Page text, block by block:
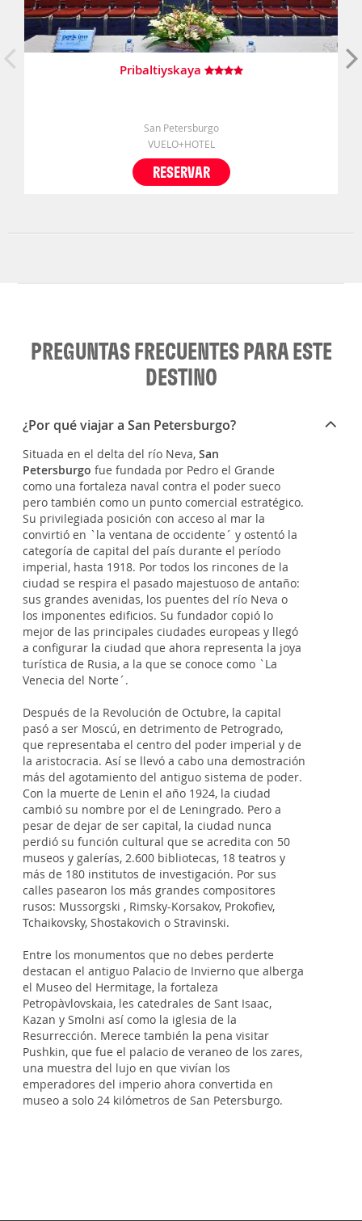
Pribaltiyskaya
San Petersburgo
VUELO+HOTEL
RESERVAR
PREGUNTAS FRECUENTES PARA ESTE
DESTINO
¿Por qué viajar a San Petersburgo?
Situada en el delta del río Neva, San
Petersburgo fue fundada por Pedro el Grande
como una fortaleza naval contra el poder sueco
pero también como un punto comercial estratégico.
Su privilegiada posición con acceso al mar la
convirtió en `la ventana de occidente´ y ostentó la
categoría de capital del país durante el período
imperial, hasta 1918. Por todos los rincones de la
ciudad se respira el pasado majestuoso de antaño:
sus grandes avenidas, los puentes del río Neva o
los imponentes edificios. Su fundador copió lo
mejor de las principales ciudades europeas y llegó
a configurar la ciudad que ahora representa la joya
turística de Rusia, a la que se conoce como `La
Venecia del Norte´.
Después de la Revolución de Octubre, la capital
pasó a ser Moscú, en detrimento de Petrogrado,
que representaba el centro del poder imperial y de
la aristocracia. Así se llevó a cabo una demostración
más del agotamiento del antiguo sistema de poder.
Con la muerte de Lenin el año 1924, la ciudad
cambió su nombre por el de Leningrado. Pero a
pesar de dejar de ser capital, la ciudad nunca
perdió su función cultural que se acredita con 50
museos y galerías, 2.600 bibliotecas, 18 teatros y
más de 180 institutos de investigación. Por sus
calles pasearon los más grandes compositores
rusos: Mussorgski , Rimsky-Korsakov, Prokofiev,
Tchaikovsky, Shostakovich o Stravinski.
Entre los monumentos que no debes perderte
destacan el antiguo Palacio de Invierno que alberga
el Museo del Hermitage, la fortaleza
Petropàvlovskaia, les catedrales de Sant Isaac,
Kazan y Smolni así como la iglesia de la
Resurrección. Merece también la pena visitar
Pushkin, que fue el palacio de veraneo de los zares,
una muestra del lujo en que vivían los
emperadores del imperio ahora convertida en
museo a solo 24 kilómetros de San Petersburgo.